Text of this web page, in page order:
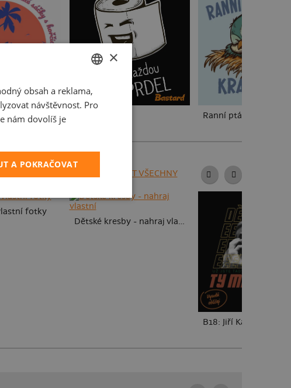
Ranní ptáče spí
ZOBRAZIT VŠECHNY
fotky
Dětské kresby - nahraj vlastní
B18: Jiří Kára
CZECH
SLOVAK
×
obsah a reklama,
návštěvnost. Pro
nám dovolíš je
A POKRAČOVAT